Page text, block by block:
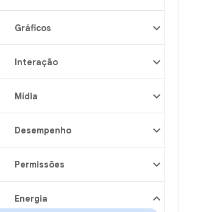
Gráficos
Interação
Mídia
Desempenho
Permissões
Energia